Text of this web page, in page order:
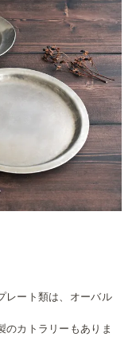
レート類は、オーバル
のカトラリーもありま